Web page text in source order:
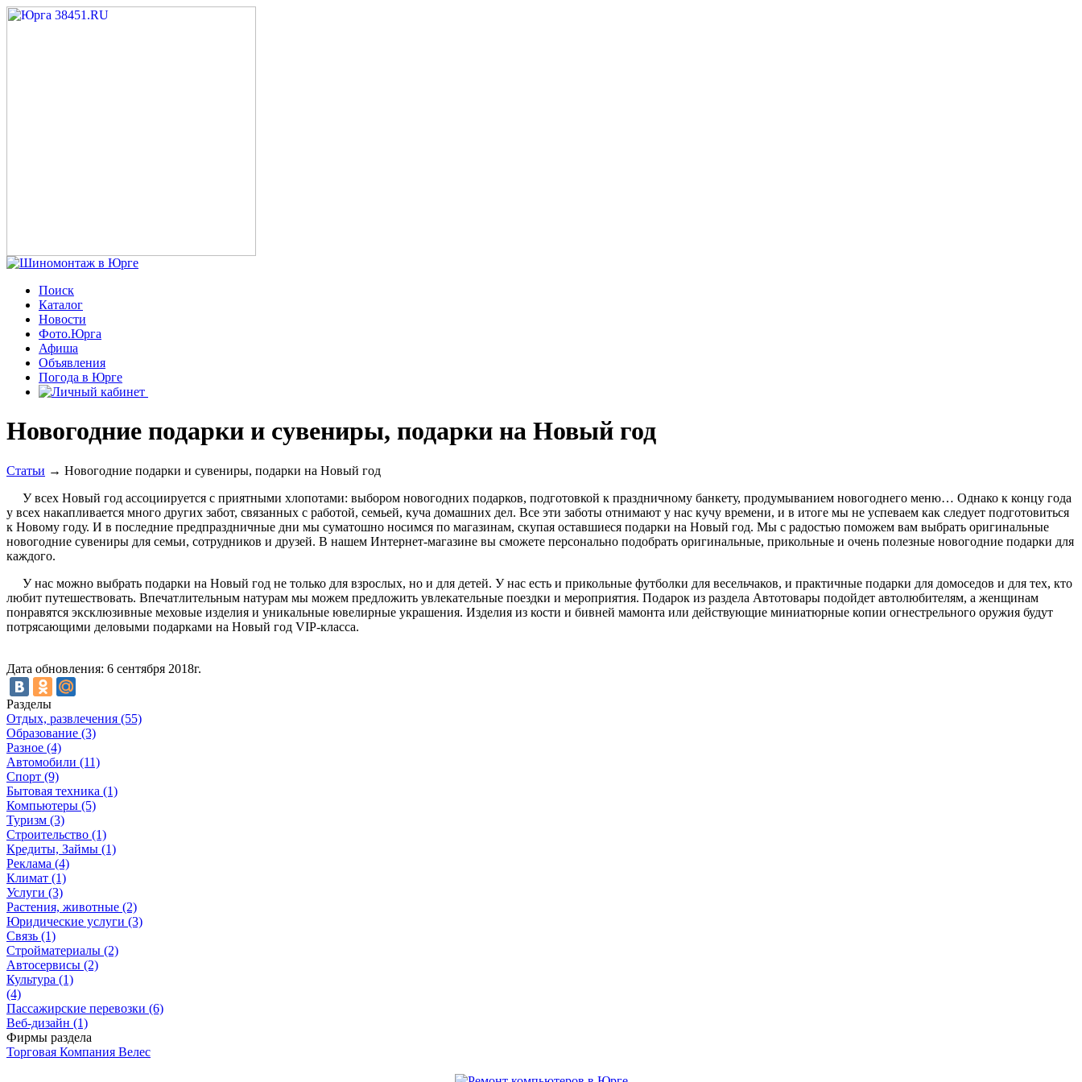
Поиск
Каталог
Новости
Фото.Юрга
Афиша
Объявления
Погода в Юрге
Новогодние подарки и сувениры, подарки на Новый год
Статьи → Новогодние подарки и сувениры, подарки на Новый год
У всех Новый год ассоциируется с приятными хлопотами: выбором новогодних подарков, подготовкой к праздничному банкету, продумыванием новогоднего меню… Однако к концу года
у всех накапливается много других забот, связанных с работой, семьей, куча домашних дел. Все эти заботы отнимают у нас кучу времени, и в итоге мы не успеваем как следует подготовиться
к Новому году. И в последние предпраздничные дни мы суматошно носимся по магазинам, скупая оставшиеся подарки на Новый год. Мы с радостью поможем вам выбрать оригинальные
новогодние сувениры для семьи, сотрудников и друзей. В нашем Интернет-магазине вы сможете персонально подобрать оригинальные, прикольные и очень полезные новогодние подарки для
каждого.
У нас можно выбрать подарки на Новый год не только для взрослых, но и для детей. У нас есть и прикольные футболки для весельчаков, и практичные подарки для домоседов и для тех, кто
любит путешествовать. Впечатлительным натурам мы можем предложить увлекательные поездки и мероприятия. Подарок из раздела Автотовары подойдет автолюбителям, а женщинам
понравятся эксклюзивные меховые изделия и уникальные ювелирные украшения. Изделия из кости и бивней мамонта или действующие миниатюрные копии огнестрельного оружия будут
потрясающими деловыми подарками на Новый год VIP-класса.
Дата обновления: 6 сентября 2018г.
Разделы
Отдых, развлечения (55)
Образование (3)
Разное (4)
Автомобили (11)
Спорт (9)
Бытовая техника (1)
Компьютеры (5)
Туризм (3)
Строительство (1)
Кредиты, Займы (1)
Реклама (4)
Климат (1)
Услуги (3)
Растения, животные (2)
Юридические услуги (3)
Связь (1)
Стройматериалы (2)
Автосервисы (2)
Культура (1)
(4)
Пассажирские перевозки (6)
Веб-дизайн (1)
Фирмы раздела
Торговая Компания Велес